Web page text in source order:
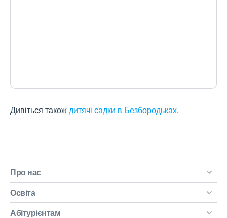
Дивіться такождитячі садки в Безбородьках.
Про нас
Освіта
Абітурієнтам